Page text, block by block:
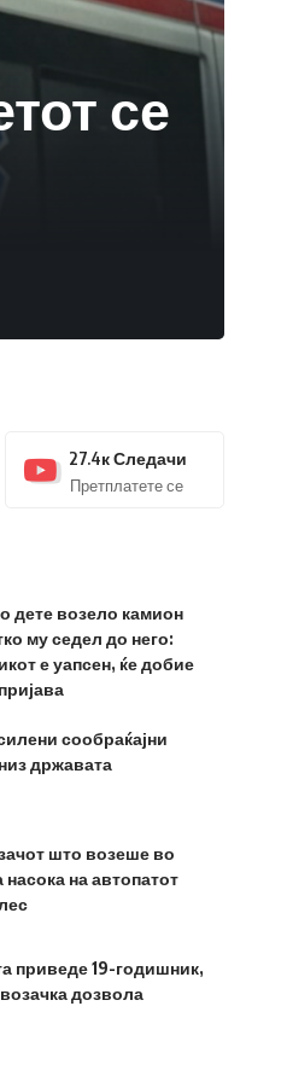
се
27.4кСледачи
Претплатете се
дете возело камион
му седел до него:
е уапсен, ќе добие
сообраќајни
државата
што возеше во
на автопатот
приведе 19-годишник,
дозвола